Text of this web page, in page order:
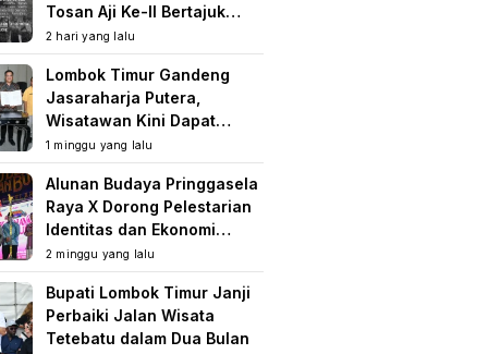
Tosan Aji Ke-II Bertajuk
Samuhita Sakre
2 hari yang lalu
Lombok Timur Gandeng
Jasaraharja Putera,
Wisatawan Kini Dapat
Perlindungan Asuransi di
Destinasi Wisata
1 minggu yang lalu
Alunan Budaya Pringgasela
Raya X Dorong Pelestarian
Identitas dan Ekonomi
Masyarakat
2 minggu yang lalu
Bupati Lombok Timur Janji
Perbaiki Jalan Wisata
Tetebatu dalam Dua Bulan